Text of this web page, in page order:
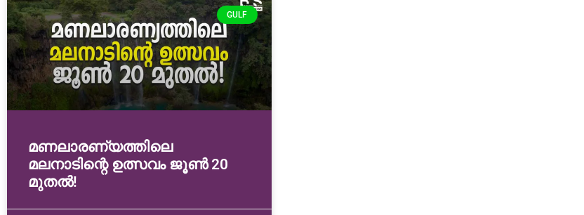
GULF
മണലാരണ്യത്തിലെ
മലനാടിന്റെ ഉത്സവം ജൂൺ 20
മുതൽ!